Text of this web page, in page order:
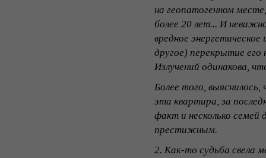
на геопатогенном
более 20 лет... И
вредное
другое) перекрытие
Излучений одинакова,
Более того,
эта квартира, за
факт и несколько
престижным.
2. Как-то судьба свела